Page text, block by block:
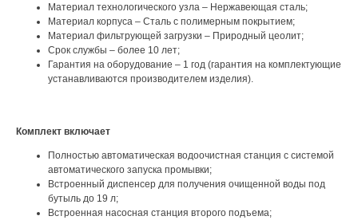
Материал технологического узла – Нержавеющая сталь;
Материал корпуса – Сталь с полимерным покрытием;
Материал фильтрующей загрузки – Природный цеолит;
Срок службы – более 10 лет;
Гарантия на оборудование – 1 год (гарантия на комплектующие
устанавливаются производителем изделия).
Комплект включает
Полностью автоматическая водоочистная станция с системой
автоматического запуска промывки;
Встроенный диспенсер для получения очищенной воды под
бутыль до 19 л;
Встроенная насосная станция второго подъема;